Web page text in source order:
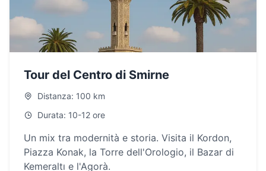
Tour del Centro di Smirne
Distanza: 100 km
Durata: 10-12 ore
Un mix tra modernità e storia. Visita il Kordon,
Piazza Konak, la Torre dell'Orologio, il Bazar di
Kemeraltı e l'Agorà.